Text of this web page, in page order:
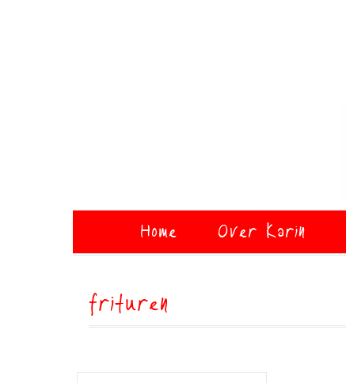
Home Over Karin
frituren